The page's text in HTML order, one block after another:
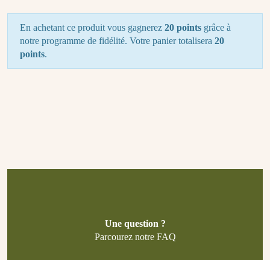
En achetant ce produit vous gagnerez 20 points grâce à
notre programme de fidélité. Votre panier totalisera 20
points.
Une question ?
Parcourez notre FAQ